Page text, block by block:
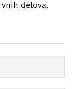
delova.